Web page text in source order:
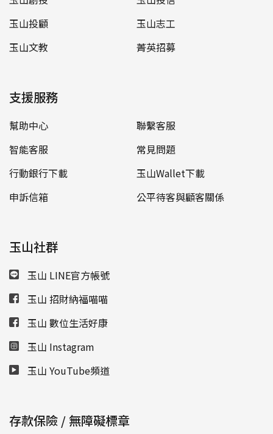
玉山投顧
玉山志工
玉山文教
菁英招募
支援服務
幫助中心
聯繫客服
智能客服
常見問題
行動銀行下載
玉山Wallet下載
申訴信箱
公平待客與顧客關係
玉山社群
玉山 LINE官方帳號
玉山 招財納福喵喵
玉山 數位生活好康
玉山 Instagram
玉山 YouTube頻道
存款保險 / 無障礙標章